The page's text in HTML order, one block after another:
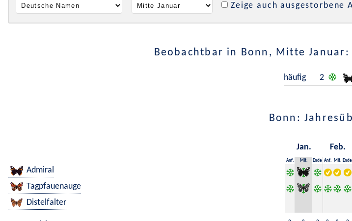
Zeige auch ausgestorbene
Beobachtbar in Bonn, Mitte
häufig 2
Bonn:
Jan. Feb.
Anf. Mit. Ende Anf. Mit. Ende
Admiral
Tagpfauenauge
Distelfalter